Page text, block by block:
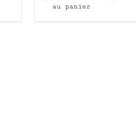
au panier